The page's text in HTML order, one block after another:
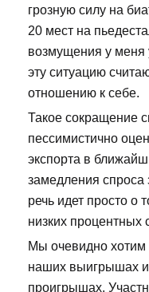
грозную силу на
20 мест на
возмущения у
эту ситуацию
отношению к себе.
Такое сокращение
пессимистично
экспорта в
замедления
речь идет просто о
низких процентных
Мы очевидно хотим
наших выигрышах
проигрышах.